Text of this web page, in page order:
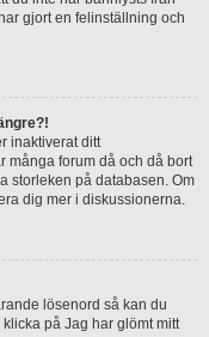
gjort en felinställning och
inaktiverat ditt
många forum då och då bort
storleken på databasen. Om
dig mer i diskussionerna.
lösenord så kan du
på Jag har glömt mitt